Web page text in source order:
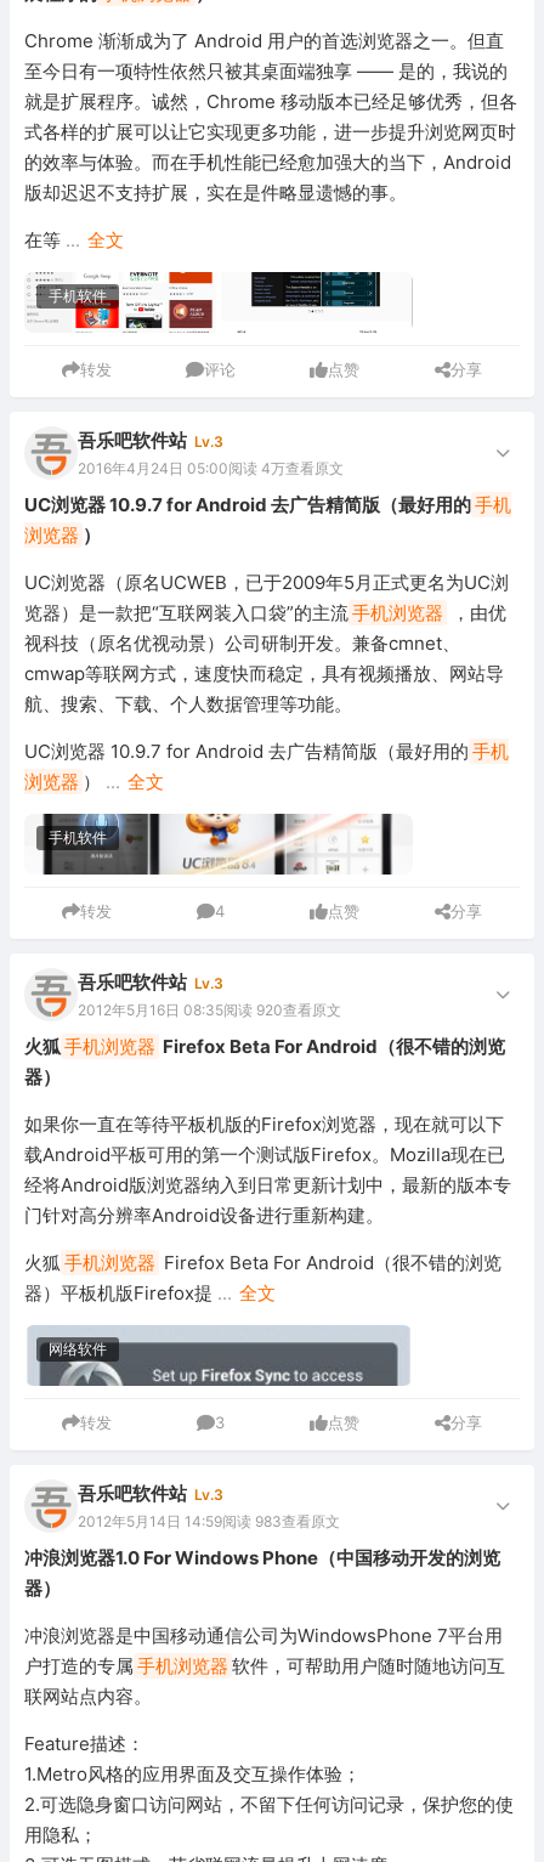
Chrome 渐渐成为了 Android 用户的首选浏览器之一。但直
至今日有一项特性依然只被其桌面端独享 —— 是的，我说的
就是扩展程序。诚然，Chrome 移动版本已经足够优秀，但各
式各样的扩展可以让它实现更多功能，进一步提升浏览网页时
的效率与体验。而在手机性能已经愈加强大的当下，Android
版却迟迟不支持扩展，实在是件略显遗憾的事。
在等 ... 全文
手机软件
转发 评论 点赞 分享
吾乐吧软件站 Lv.3
2016年4月24日 05:00阅读 4万查看原文
UC浏览器 10.9.7 for Android 去广告精简版（最好用的手机
浏览器 ）
UC浏览器（原名UCWEB，已于2009年5月正式更名为UC浏
览器）是一款把“互联网装入口袋”的主流手机浏览器
，由优
视科技（原名优视动景）公司研制开发。兼备cmnet、
cmwap等联网方式，速度快而稳定，具有视频播放、网站导
航、搜索、下载、个人数据管理等功能。
UC浏览器 10.9.7 for Android 去广告精简版（最好用的 手机
浏览器 ） ... 全文
手机软件
转发 4 点赞 分享
吾乐吧软件站 Lv.3
2012年5月16日 08:35阅读 920查看原文
火狐手机浏览器 Firefox Beta For Android（很不错的浏览
器）
如果你一直在等待平板机版的Firefox浏览器，现在就可以下
载Android平板可用的第一个测试版Firefox。Mozilla现在已
经将Android版浏览器纳入到日常更新计划中，最新的版本专
门针对高分辨率Android设备进行重新构建。
火狐 手机浏览器 Firefox Beta For Android（很不错的浏览
器）平板机版Firefox提 ... 全文
网络软件
转发 3 点赞 分享
吾乐吧软件站 Lv.3
2012年5月14日 14:59阅读 983查看原文
冲浪浏览器1.0 For Windows Phone（中国移动开发的浏览
器）
冲浪浏览器是中国移动通信公司为WindowsPhone 7平台用
户打造的专属 手机浏览器 软件，可帮助用户随时随地访问互
联网站点内容。
Feature描述：
1.Metro风格的应用界面及交互操作体验；
2.可选隐身窗口访问网站，不留下任何访问记录，保护您的使
用隐私；